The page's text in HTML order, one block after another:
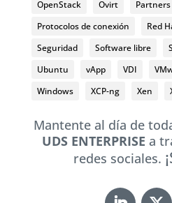
OpenStack
Ovirt Partners
Protocolos de conexión
Red
Seguridad
Software libre
Ubuntu
vApp VDI
Windows
XCP-ng Xen
Mantente al día de
UDS ENTERPRISEa
redes sociales.